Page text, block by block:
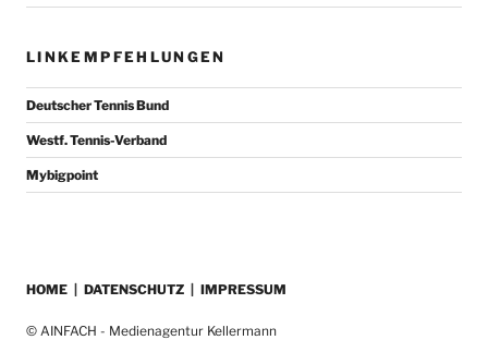
LINKEMPFEHLUNGEN
Deutscher Tennis Bund
Westf. Tennis-Verband
Mybigpoint
HOME DATENSCHUTZ IMPRESSUM
© AINFACH - Medienagentur Kellermann